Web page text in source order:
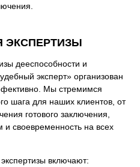
ЭКСПЕРТИЗЫ
дееспособности и
эксперт» организован
Мы стремимся
шага для наших клиентов, от
готового заключения,
и своевременность на всех
включают: